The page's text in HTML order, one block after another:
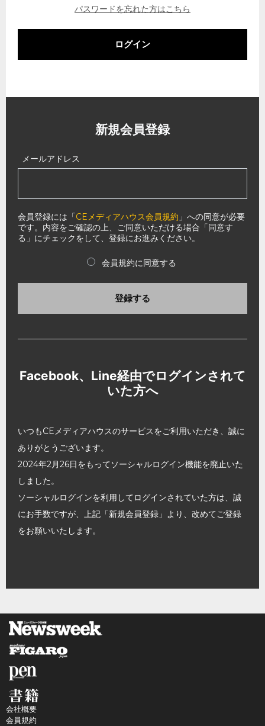
パスワードを忘れた方はこちら
ログイン
新規会員登録
メールアドレス
会員登録には「CEメディアハウス会員規約 」への同意が必要
です。内容をご確認の上、ご同意いただける場合「同意す
る」にチェックをして、登録にお進みください。
会員規約に同意する
登録する
Facebook、Line経由でログインされて
いた方へ
いつもCEメディアハウスのサービスをご利用いただき、誠に
ありがとうございます。
2024年2月26日をもってソーシャルログイン機能を廃止いた
しました。
ソーシャルログインを利用してログインされていた方は、誠
にお手数ですが、上記「新規会員登録」より、改めてご登録
をお願いいたします。
会社概要
会員規約